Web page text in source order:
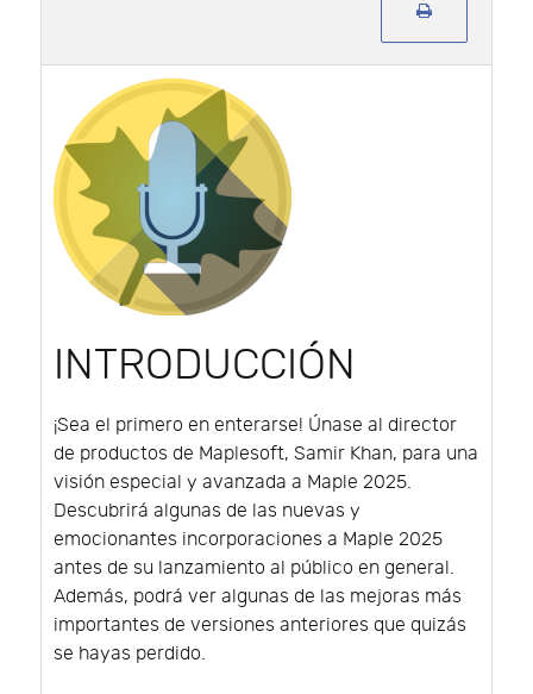
INTRODUCCIÓN
¡Sea el primero en enterarse! Únase al director
de productos de Maplesoft, Samir Khan, para una
visión especial y avanzada a Maple 2025.
Descubrirá algunas de las nuevas y
emocionantes incorporaciones a Maple 2025
antes de su lanzamiento al público en general.
Además, podrá ver algunas de las mejoras más
importantes de versiones anteriores que quizás
se hayas perdido.